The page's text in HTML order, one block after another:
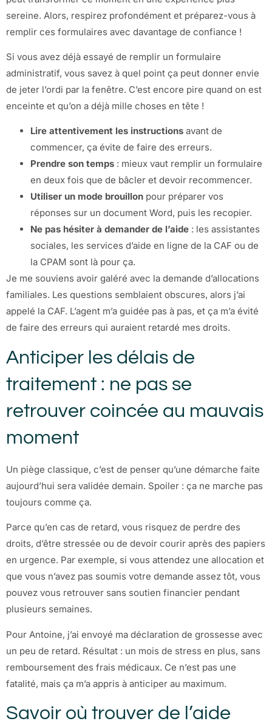
sereine. Alors, respirez profondément et préparez-vous à
remplir ces formulaires avec davantage de confiance !
Si vous avez déjà essayé de remplir un formulaire
administratif, vous savez à quel point ça peut donner envie
de jeter l’ordi par la fenêtre. C’est encore pire quand on est
enceinte et qu’on a déjà mille choses en tête !
Lire attentivement les instructions avant de
commencer, ça évite de faire des erreurs.
Prendre son temps : mieux vaut remplir un formulaire
en deux fois que de bâcler et devoir recommencer.
Utiliser un mode brouillon pour préparer vos
réponses sur un document Word, puis les recopier.
Ne pas hésiter à demander de l’aide : les assistantes
sociales, les services d’aide en ligne de la CAF ou de
la CPAM sont là pour ça.
Je me souviens avoir galéré avec la demande d’allocations
familiales. Les questions semblaient obscures, alors j’ai
appelé la CAF. L’agent m’a guidée pas à pas, et ça m’a évité
de faire des erreurs qui auraient retardé mes droits.
Anticiper les délais de
traitement : ne pas se
retrouver coincée au mauvais
moment
Un piège classique, c’est de penser qu’une démarche faite
aujourd’hui sera validée demain. Spoiler : ça ne marche pas
toujours comme ça.
Parce qu’en cas de retard, vous risquez de perdre des
droits, d’être stressée ou de devoir courir après des papiers
en urgence. Par exemple, si vous attendez une allocation et
que vous n’avez pas soumis votre demande assez tôt, vous
pouvez vous retrouver sans soutien financier pendant
plusieurs semaines.
Pour Antoine, j’ai envoyé ma déclaration de grossesse avec
un peu de retard. Résultat : un mois de stress en plus, sans
remboursement des frais médicaux. Ce n’est pas une
fatalité, mais ça m’a appris à anticiper au maximum.
Savoir où trouver de l’aide